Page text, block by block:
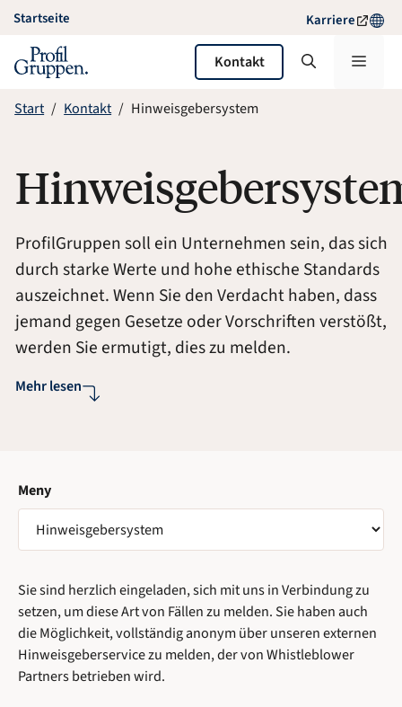
Zum
springen
Startseite Karriere
Kontakt Menü
Start Kontakt Hinweisgebersystem
ProfilGruppen soll ein Unternehmen sein, das sich
durch starke Werte und hohe ethische Standards
auszeichnet. Wenn Sie den Verdacht haben, dass
jemand gegen Gesetze oder Vorschriften verstößt,
werden Sie ermutigt, dies zu melden.
Mehr lesen
Meny
VÄLJ
SIDA
Sie sind herzlich eingeladen, sich mit uns in Verbindung zu
setzen, um diese Art von Fällen zu melden. Sie haben auch
die Möglichkeit, vollständig anonym über unseren externen
Hinweisgeberservice zu melden, der von Whistleblower
Partners betrieben wird.